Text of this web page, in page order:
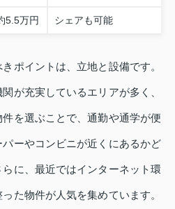
5.5万円 シェアも可能
ポイントは、立地と設備です。
が充実しているエリアが多く、
を選ぶことで、通勤や通学が便
ーやコンビニが近くにあるかど
に、最近ではインターネット環
た物件が人気を集めています。